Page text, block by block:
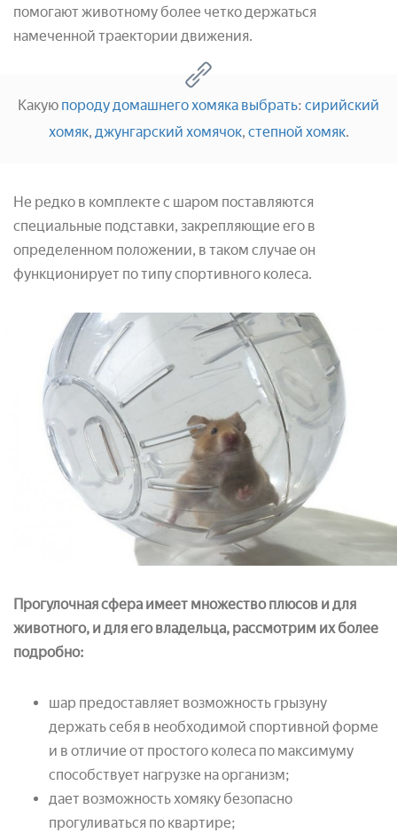
помогают животному более четко держаться
намеченной траектории движения.
Какую породу домашнего хомяка выбрать: сирийский
хомяк, джунгарский хомячок, степной хомяк.
Не редко в комплекте с шаром поставляются
специальные подставки, закрепляющие его в
определенном положении, в таком случае он
функционирует по типу спортивного колеса.
Прогулочная сфера имеет множество плюсов и для
животного, и для его владельца, рассмотрим их более
подробно:
шар предоставляет возможность грызуну
держать себя в необходимой спортивной форме
и в отличие от простого колеса по максимуму
способствует нагрузке на организм;
дает возможность хомяку безопасно
прогуливаться по квартире;